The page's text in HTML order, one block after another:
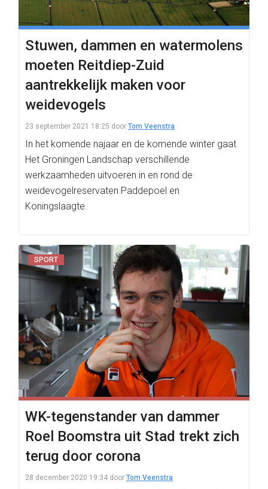
Stuwen, dammen en watermolens
moeten Reitdiep-Zuid
aantrekkelijk maken voor
weidevogels
23 september 2021 18:25 door Tom Veenstra
In het komende najaar en de komende winter gaat
Het Groningen Landschap verschillende
werkzaamheden uitvoeren in en rond de
weidevogelreservaten Paddepoel en
Koningslaagte.
SPORT
WK-tegenstander van dammer
Roel Boomstra uit Stad trekt zich
terug door corona
28 december 2020 19:34 door Tom Veenstra